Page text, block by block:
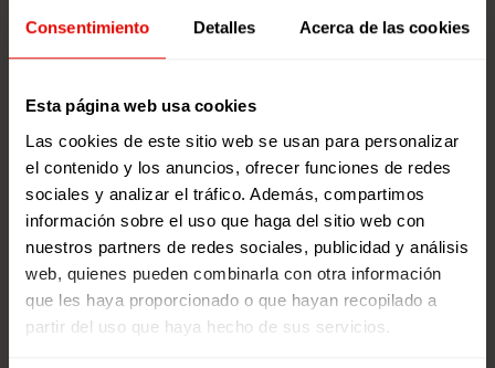
Consentimiento Detalles Acerca de las cookies
Esta página web usa cookies
Las cookies de este sitio web se usan para personalizar
el contenido y los anuncios, ofrecer funciones de redes
sociales y analizar el tráfico. Además, compartimos
información sobre el uso que haga del sitio web con
nuestros partners de redes sociales, publicidad y análisis
web, quienes pueden combinarla con otra información
que les haya proporcionado o que hayan recopilado a
partir del uso que haya hecho de sus servicios.
entre hombres y mujeres a derechos como el
trabajo, la educación, la participación […]